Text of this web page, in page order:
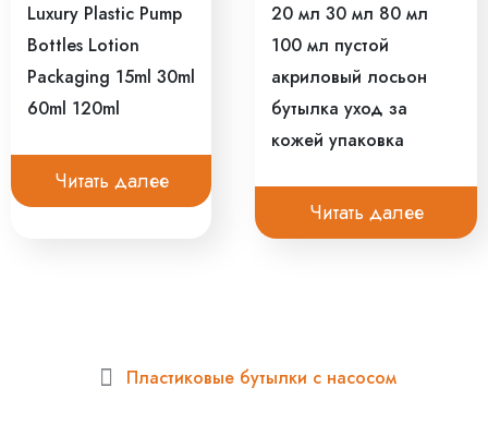
Luxury Plastic Pump
Bottles Lotion
Packaging 15ml 30ml
60ml 120ml
Читать далее
20 мл 30 мл 80 мл
100 мл пустой
акриловый лосьон
бутылка уход за
кожей упаковка
Читать далее
Пластиковые бутылки с насосом